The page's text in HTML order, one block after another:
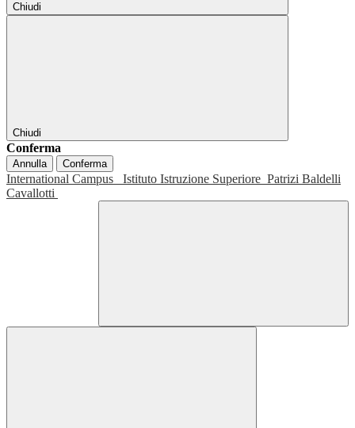
Chiudi
Chiudi
Conferma
Annulla Conferma
International Campus Istituto Istruzione Superiore Patrizi Baldelli
Cavallotti